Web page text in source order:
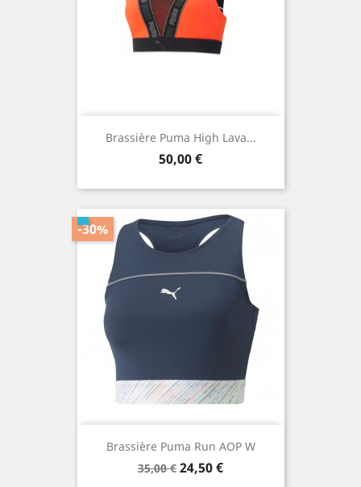
Brassière Puma High Lava...
Prix
50,00 €
Brassière Puma Run AOP W
Prix
35,00 €
-30%
Prix
24,50 €